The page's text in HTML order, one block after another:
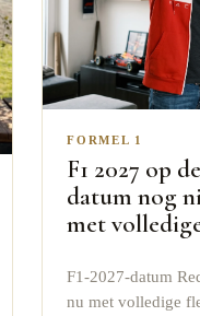
FORMEL 1
F1 2027 op
datum nog
met
F1-2027-datum
nu met volledige